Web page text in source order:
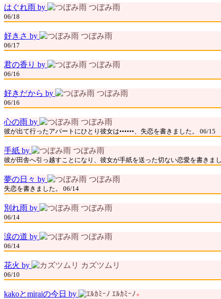
はぐれ雨 by つぼみ雨
06/18
好きさ by つぼみ雨
06/17
君の香り by つぼみ雨
06/16
好きだから by つぼみ雨
06/16
心の雨 by つぼみ雨
彼が出て行ったアパートにひとり彼女は••••••、失恋を書きました。 06/15
手紙 by つぼみ雨
彼が田舎へ引っ越すことになり、彼女が手紙を送った切ない恋愛を書きま
夢の日々 by つぼみ雨
失恋を書きました。 06/14
別れ雨 by つぼみ雨
06/14
涙の道 by つぼみ雨
06/14
花火 by カズツムリ
06/10
kakoとmiraiの今日 by ｴﾙｶﾐｰﾉ★